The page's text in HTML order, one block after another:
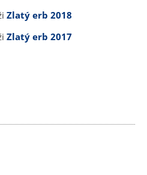
Zlatý erb 2018
Zlatý erb 2017